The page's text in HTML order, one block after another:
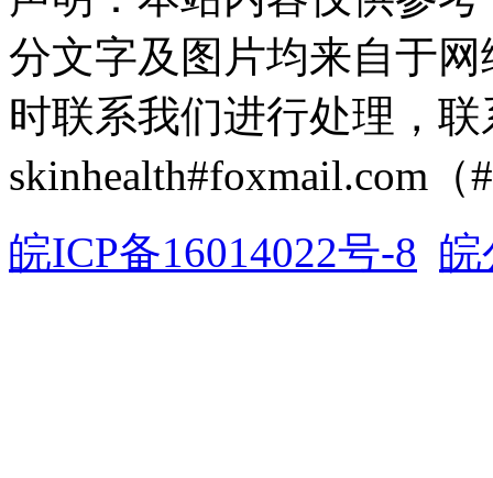
分文字及图片均来自于
时联系我们进行处理，
skinhealth#foxmail.com（
皖ICP备16014022号-8 皖